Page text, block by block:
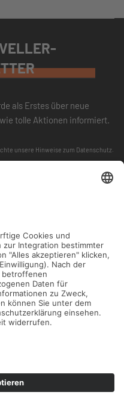
als Erstes über neue
tolle Aktionen informiert.
unsere Hinweise zum Datenschutz.
US